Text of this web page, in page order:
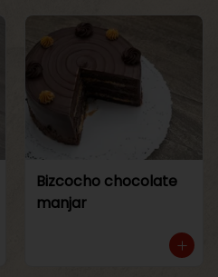
Bizcocho chocolate
manjar